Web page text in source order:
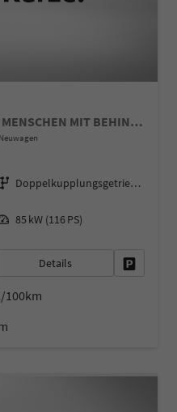
Monte Carlo ANGEBOT FÜR MENSCHEN MIT BEHINDERUNG AB 50%! 1.0 TSI 116PS DSG/AUTOMATIK, 16" Alu, METALLIC/Dach Schwarz, Bi-LED-Scheinwerfer, Parksensoren vo/hi, Rückfahrkamera, Kessy, Climatronic, SunSet, Sport-M-Lederlenkrad beheizt, Infotainment 8", Smart Link, NSW
Neuwagen
Getriebe
Doppelkupplungsgetriebe (DSG)
85 kW (116 PS)
Details
100km